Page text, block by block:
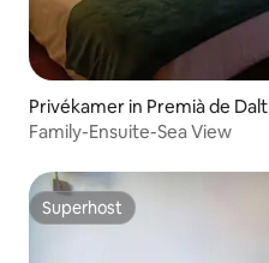
Privékamer in Premià de Dalt
Family-Ensuite-Sea View
Superhost
Superhost